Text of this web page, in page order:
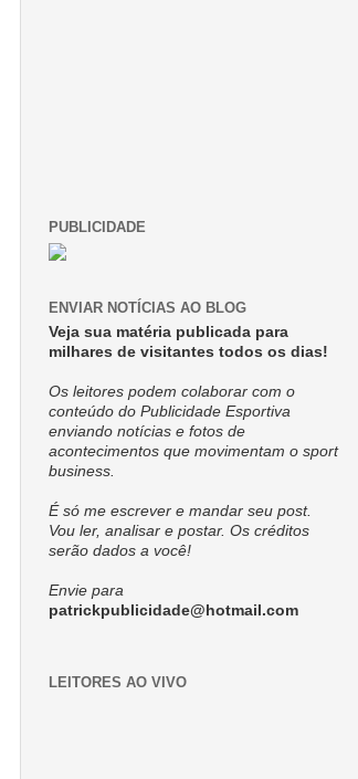
PUBLICIDADE
ENVIAR NOTÍCIAS AO BLOG
Veja sua matéria publicada para
milhares de visitantes todos os dias!
Os leitores podem colaborar com o
conteúdo do Publicidade Esportiva
enviando notícias e fotos de
acontecimentos que movimentam o sport
business.
É só me escrever e mandar seu post.
Vou ler, analisar e postar. Os créditos
serão dados a você!
Envie para
patrickpublicidade@hotmail.com
LEITORES AO VIVO